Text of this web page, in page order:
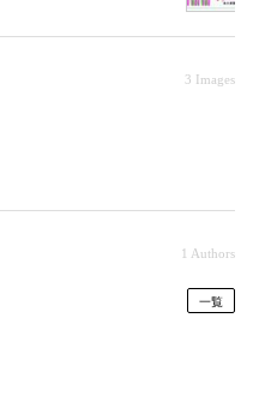
3 Images
1 Authors
一覧